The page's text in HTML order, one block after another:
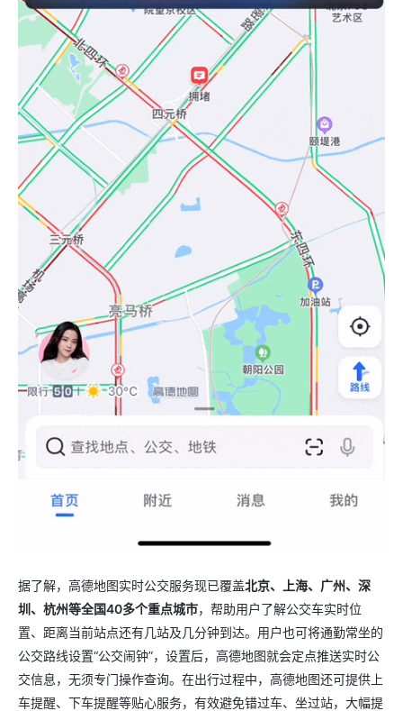
据了解，高德地图实时公交服务现已覆盖北京、上海、广州、深
圳、杭州等全国40多个重点城市，帮助用户了解公交车实时位
置、距离当前站点还有几站及几分钟到达。用户也可将通勤常坐的
公交路线设置“公交闹钟”，设置后，高德地图就会定点推送实时公
交信息，无须专门操作查询。在出行过程中，高德地图还可提供上
车提醒、下车提醒等贴心服务，有效避免错过车、坐过站，大幅提